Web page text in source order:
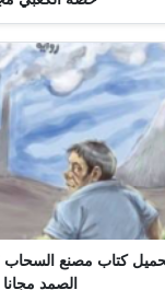
الصمد مجانا